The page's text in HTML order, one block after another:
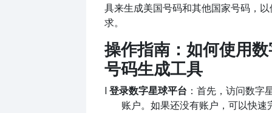
具来生成美国号码和其他国家号码，
求。
操作指南：如何使用
号码生成工具
l 登录数字星球平台 ：首先，访问数字
账户。如果还没有账户，可以快速